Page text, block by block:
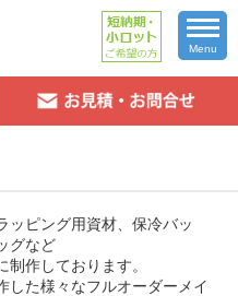
Menu
ッピング用資材、保冷バッ
グなど
制作しております。
した様々なフルオーダーメイ